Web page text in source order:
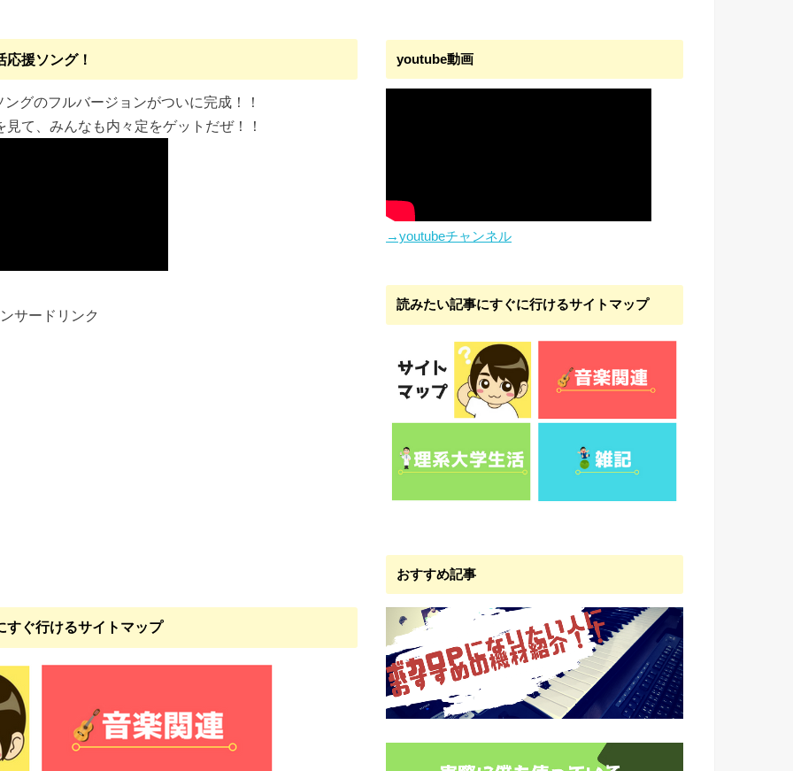
応援ソング！
グのフルバージョンがついに完成！！
て、みんなも内々定をゲットだぜ！！
サードリンク
すぐ行けるサイトマップ
youtube動画
→youtubeチャンネル
読みたい記事にすぐに行けるサイトマップ
おすすめ記事